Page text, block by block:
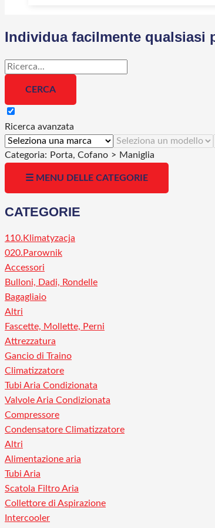
Individua facilmente qualsiasi
Ricerca avanzata
Categoria: Porta, Cofano > Maniglia
☰ MENU DELLE CATEGORIE
CATEGORIE
110.Klimatyzacja
020.Parownik
Accessori
Bulloni, Dadi, Rondelle
Bagagliaio
Altri
Fascette, Mollette, Perni
Attrezzatura
Gancio di Traino
Climatizzatore
Tubi Aria Condizionata
Valvole Aria Condizionata
Compressore
Condensatore Climatizzatore
Altri
Alimentazione aria
Tubi Aria
Scatola Filtro Aria
Collettore di Aspirazione
Intercooler